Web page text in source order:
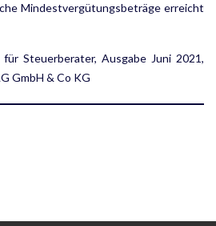
Mindestvergütungsbeträge erreicht
Steuerberater, Ausgabe Juni 2021,
GmbH & Co KG